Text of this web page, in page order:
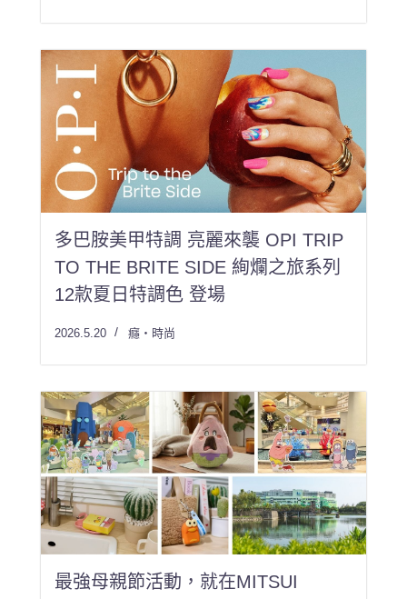
多巴胺美甲特調 亮麗來襲 OPI TRIP
TO THE BRITE SIDE 絢爛之旅系列
12款夏日特調色 登場
2026.5.20 癮・時尚
最強母親節活動，就在MITSUI